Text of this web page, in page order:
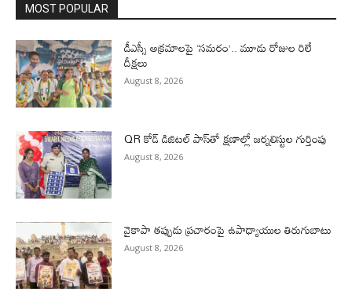
MOST POPULAR
డీఎస్సీ అక్రమాలపై ‘సమరం’.. మూడు రోజుల రిలే
దీక్షలు
August 8, 2026
QR కోడ్ డిజిటల్ పాస్‌తో క్షణాల్లో జర్నలిస్టుల గుర్తింపు
August 8, 2026
వైకాపా తప్పుడు ప్రచారంపై ఉపాధ్యాయుల తిరుగుబాటు
August 8, 2026